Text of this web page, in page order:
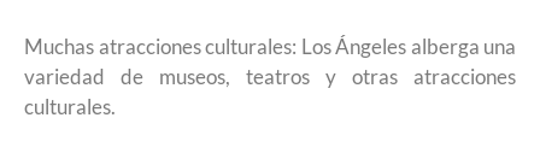
Muchas atracciones culturales: Los Ángeles alberga una
variedad de museos, teatros y otras atracciones
culturales.